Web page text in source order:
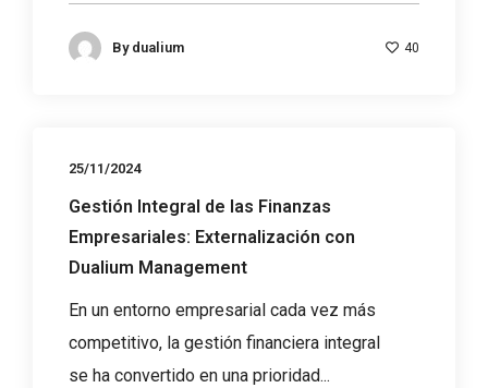
By dualium 40
25/11/2024
Gestión Integral de las Finanzas
Empresariales: Externalización con
Dualium Management
En un entorno empresarial cada vez más
competitivo, la gestión financiera integral
se ha convertido en una prioridad...